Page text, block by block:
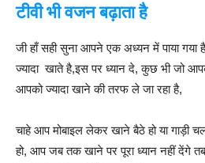
टीवीभीवजनबढ़ाताहै
जी हाँ सही सुना आपने एक अध्यन में पाया
ज्यादा खाते है,इस पर ध्यान दे, कुछ भी जो
आपको ज्यादा खाने की तरफ ले जा रहा है,
चाहे आप मोबाइल लेकर खाने बैठे हो या गाड़ी
हो, आप जब तक खाने पर पूरा ध्यान नहीं देंगे